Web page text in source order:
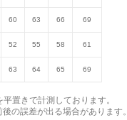
60 63 66 69
52 55 58 61
63 64 65 69
置きで計測しております。
の誤差が出る場合があります。